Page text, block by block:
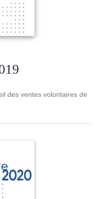
des ventes volontaires de